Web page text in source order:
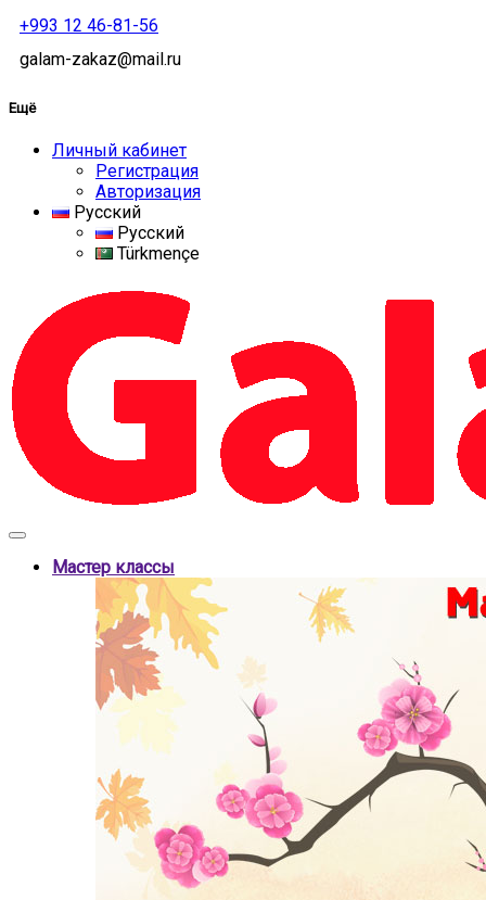
+993 12 46-81-56
galam-zakaz@mail.ru
Ещё
Личный кабинет
Регистрация
Авторизация
Русский
Русский
Türkmençe
Мастер классы